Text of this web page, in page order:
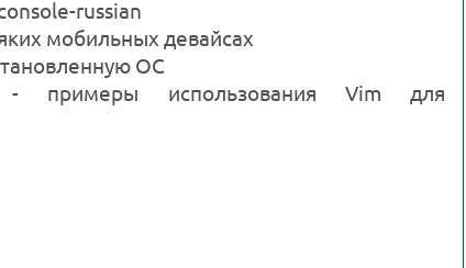
russian
мобильных девайсах
ОС
примеры использования Vim для